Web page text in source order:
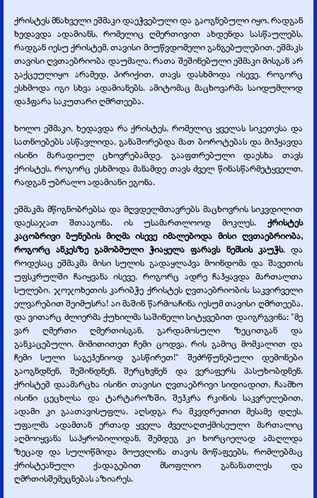
ქრისტეს მნახველი ეშმაკი დაეჭვებული და გაოგნებული იყო, რადგან
ხედავდა ადამიანს, რომელიც ღმერთივით ახდენდა სასწაულებს,
რადგან იესუ ქრისტემ, თავისი მიუწვდომელი განგებულებით, ეშმაკს
თავისი ღვთაებრიობა დაუმალა, რათა შეშინებული ეშმაკი მისგან არ
გაქცეულიყო არამედ, პირიქით, თავს დასხმოდა ისევე, როგორც
ესხმოდა იგი სხვა ადამიანებს. ამიტომაც მაცხოვარმა საიდუმლოდ
დაჰფარა საკუთარი ღმრთეება.
ხოლო ეშმაკი, ხედავდა რა ქრისტეს, რომელიც ყველას სიკეთესა და
სათნოებებს ასწავლიდა, განაშორებდა მათ ბოროტებას და მიჰყავდა
ისინი მარადიულ ცხოვრებამდე, გააფთრებული დაესხა თავს
ქრისტეს, როგორც ესხმოდა მანამდე თავს ძველ წინასწარმეტყველთ,
რადგან უბრალო ადამიანი ეგონა.
ეშმაკმა მწიგნობრებსა და მღვდელმთავრებს მაცხოვრის სიკვდილით
დაესაჯათ შთააგონა. ის უსამართლოოდ მოკლეს.
ქრისტეს
კაცობრივი ბუნების მიღმა ისევე იმალებოდა მისი ღვთაებრიობა,
როგორც ანკესზე გამობმული ჭიაყელა ფარავს ნემსის კაუჭს, და
როდესაც ეშმაკმა მისი სულის გადაყლაპვა მოინდომა და შავეთის
უფსკრულში ჩაიყვანა ისევე, როგორც ადრე ჩაჰყავდა მართალთა
სულები, ჯოჯოხეთის კარიბჭე ქრისტეს ღვთაებრიობის საკვირველი
ელვარებით შეიმუსრა! აი მაშინ წარმოაჩინა იესუმ თავისი ღმრთეება,
და ვითარც ძლიერმა ქუხილმა საშინელი სიტყვებით დაიგრგვინა: "მე
ვარ ღმერთი ღმერთისგან, გარდამოსული ზეცითგან და
განკაცებული. მიმითითეთ ჩემი ცოდვა, რის გამოც მომკალით და
ჩემი სული საგეჰენიოდ გასწირეთ!" შეძრწუნებული დემონები
გაოგნდნენ, შეშინდნენ, შერცხვნენ და ვერაფერს პასუხობდნენ.
ქრისტემ დაამარცხა ისინი თავისი ღვთაებრივი სიდიადით, ჩაამხო
ისინი ცეცხლსა და ტარტაროზში, შეჰკრა რკინის საკვრელებით,
ადამი კი გაათავისუფლა. აღსდგა რა მკვდრეთით მესამე დღეს,
უფალმა ადამთან ერთად ყველა ძველაღთქმისეული მართალიც
აღმოიყვანა საპყრობილიდან, შემდეგ კი ხორციელად ამაღლდა
ზეცად და სულიწმიდა მოუვლინა თავის მოწაფეებს, რომლებმაც
ქრისტეანული ქადაგებით მსოფლიო განანათლეს და
ღმრთისშემეცნებას აზიარეს.